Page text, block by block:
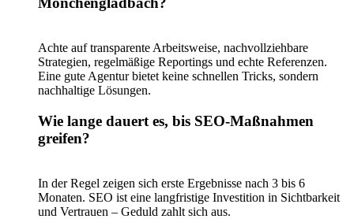
Achte auf transparente Arbeitsweise, nachvollziehbare
Strategien, regelmäßige Reportings und echte Referenzen.
Eine gute Agentur bietet keine schnellen Tricks, sondern
nachhaltige Lösungen.
Wie lange dauert es, bis SEO-Maßnahmen
greifen?
In der Regel zeigen sich erste Ergebnisse nach 3 bis 6
Monaten. SEO ist eine langfristige Investition in Sichtbarkeit
und Vertrauen – Geduld zahlt sich aus.